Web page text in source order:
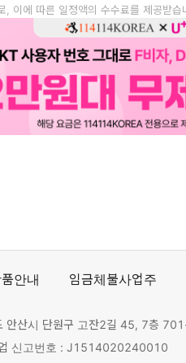
, 이에 따른 일정액의 수수료를 제공받습
안내 임금체불사업주
안산시 단원구 고잔2길 45, 7층
신고번호 : J1514020240010